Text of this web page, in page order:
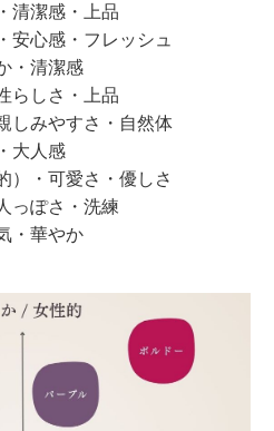
清潔感・上品
安心感・フレッシュ
・清潔感
らしさ・上品
しみやすさ・自然体
大人感
）・可愛さ・優しさ
っぽさ・洗練
・華やか